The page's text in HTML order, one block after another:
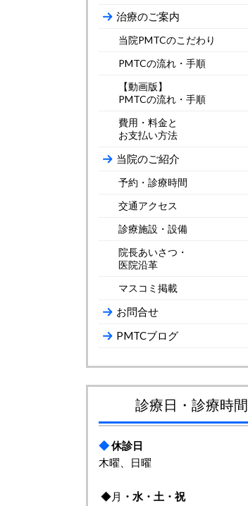
治療のご案内
当院PMTCのこだわり
PMTCの流れ・手順
【動画版】
PMTCの流れ・手順
費用・料金と
お支払い方法
当院のご紹介
予約・診療時間
交通アクセス
診療施設・設備
院長あいさつ・
医院沿革
マスコミ掲載
お問合せ
PMTCブログ
診療日・診療時間
◆休診日
木曜、日曜
◆月 ・ 水・土・祝